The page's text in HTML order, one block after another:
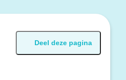
Deel deze pagina